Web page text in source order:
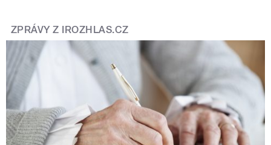
ZPRÁVY Z IROZHLAS.CZ